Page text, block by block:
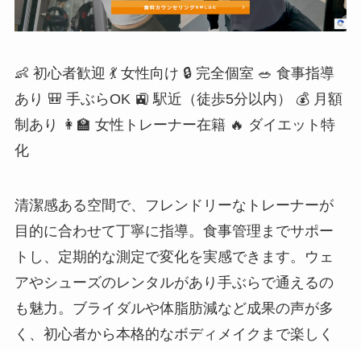
GYM PLANET 紅雲町店
Reborn bodymake
BEYOND 前橋店
月4回 40,920円
アフィリ提携 口コミ50件 入会金0円・無料体験あり
👶 初心者歓迎 💃 女性向け 🔒 完全個室 🥗 食事指導
あり 🎒 手ぶらOK 🚉 駅近（徒歩5分以内）
💰 月額
制あり
👩‍🏫 女性トレーナー在籍 🔥 ダイエット特
化
清潔感ある空間で、フレンドリーなトレーナーが
目的に合わせて丁寧に指導。食事管理までサポー
トし、定期的な測定で変化を実感できます。ウェ
アやシューズのレンタルがあり手ぶらで通えるの
も魅力。ブライダルや体脂肪減など成果の声が多
く、初心者から本格的なボディメイクまで楽しく